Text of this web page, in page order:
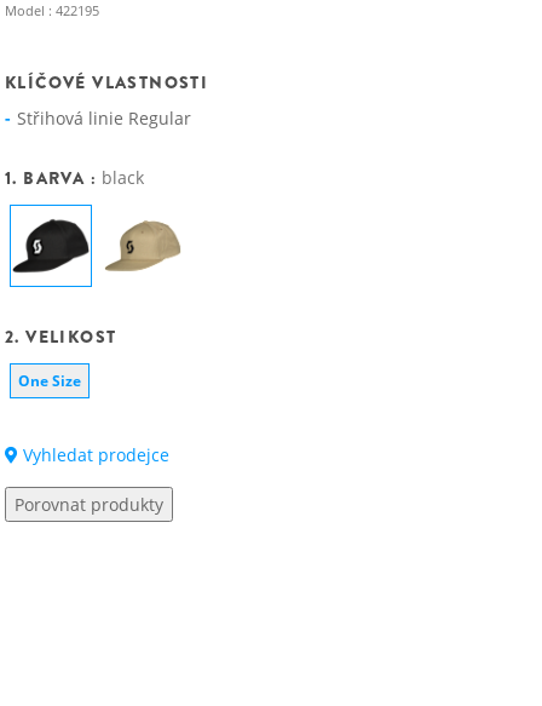
Model : 422195
KLÍČOVÉ VLASTNOSTI
Střihová linie Regular
1. BARVA : black
2. VELIKOST
One Size
Vyhledat prodejce
Porovnat produkty